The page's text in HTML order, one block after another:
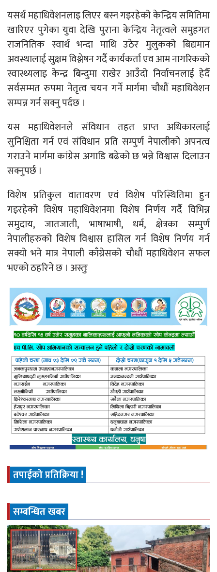
यसर्थ महाधिवेशनलाइ लिएर बस्न गइरहेको केन्द्रिय समितिमा
खारिएर पुगेका युवा देखि पुराना केन्द्रिय नेतृत्वले समुहगत
राजनितिक स्वार्थ भन्दा माथि उठेर मुलुकको बिद्यमान
अवस्थालाई सुक्षम विश्लेषन गर्दै कार्यकर्ता एव आम नागरिकको
स्वास्थ्यलाइ केन्द्र बिन्दुमा राखेर आउँदो निर्वाचनलाई हेर्दै
सर्वसम्मत रुपमा नेतृत्व चयन गर्ने मार्गमा चौधौं महाधिवेशन
सम्पन्न गर्न सक्नु पर्दछ ।
यस महाधिवेशनले संविधान तहत प्राप्त अधिकारलाई
सुनिश्चिता गर्न एवं संविधान प्रति सम्पुर्ण नेपालीको अपनत्व
गराउने मार्गमा कांग्रेस अगाडि बढेको छ भन्ने विश्वास दिलाउन
सक्नुपर्छ ।
विशेष प्रतिकुल वातावरण एवं विशेष परिस्थितिमा हुन
गइरहेको विशेष महाधिवेशनमा विशेष निर्णय गर्दै विभिन्न
समुदाय, जातजाती, भाषाभाषी, धर्म, क्षेत्रका सम्पुर्ण
नेपालीहरुको विशेष विश्वास हासिल गर्न विशेष निर्णय गर्न
सक्यो भने मात्र नेपाली काँग्रेसको चौधौं महाधिवेशन सफल
भएको ठहरिने छ । अस्तुः
तपाईको प्रतिक्रिया !
सम्बन्धित खबर